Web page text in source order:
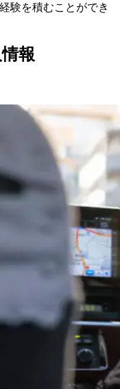
験を積むことができ
報